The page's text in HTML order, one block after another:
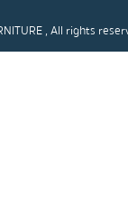
, All rights